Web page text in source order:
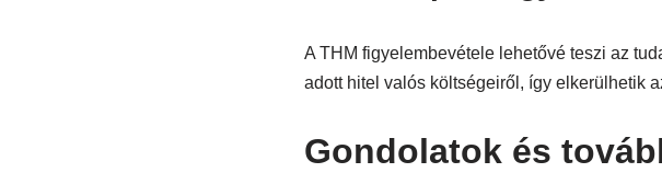
A THM figyelembevétele lehetővé teszi az
adott hitel valós költségeiről, így elkerülhetik
Gondolatok és